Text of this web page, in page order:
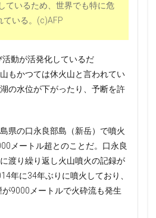
ているため、世界でも特に危
ている。(c)AFP
動が活発化しているだ
もかつては休火山と言われてい
の水位が下がったり、予断を許
県の口永良部島（新岳）で噴火
メートル超とのことだ。口永良
渡り繰り返し火山噴火の記録が
年に34年ぶりに噴火しており、
9000メートルで火砕流も発生